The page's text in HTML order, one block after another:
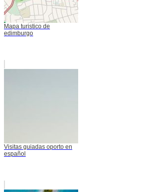
Mapa turistico de
edimburgo
Visitas guiadas oporto en
español